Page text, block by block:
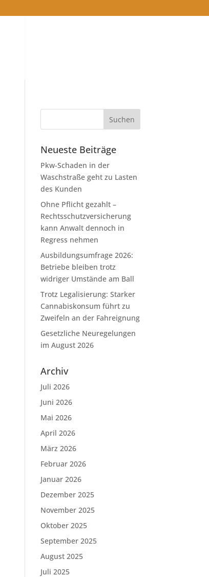
Neueste Beiträge
Pkw-Schaden in der
Waschstraße geht zu Lasten
des Kunden
Ohne Pflicht gezahlt –
Rechtsschutzversicherung
kann Anwalt dennoch in
Regress nehmen
Ausbildungsumfrage 2026:
Betriebe bleiben trotz
widriger Umstände am Ball
Trotz Legalisierung: Starker
Cannabiskonsum führt zu
Zweifeln an der Fahreignung
Gesetzliche Neuregelungen
im August 2026
Archiv
Juli 2026
Juni 2026
Mai 2026
April 2026
März 2026
Februar 2026
Januar 2026
Dezember 2025
November 2025
Oktober 2025
September 2025
August 2025
Juli 2025